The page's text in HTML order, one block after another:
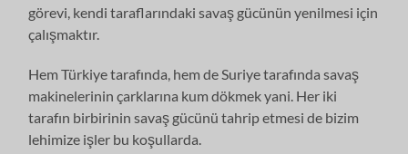
görevi, kendi taraflarındaki savaş gücünün yenilmesi için
çalışmaktır.
Hem Türkiye tarafında, hem de Suriye tarafında savaş
makinelerinin çarklarına kum dökmek yani. Her iki
tarafın birbirinin savaş gücünü tahrip etmesi de bizim
lehimize işler bu koşullarda.